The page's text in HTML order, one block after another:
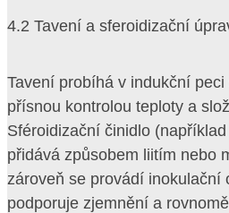
4.2 Tavení a sferoidizační
Tavení probíhá v indukční
přísnou kontrolou teploty a
Sféroidizační činidlo
přidává způsobem liitím nebo
zároveň se provádí inokulační
podporuje zjemnění a